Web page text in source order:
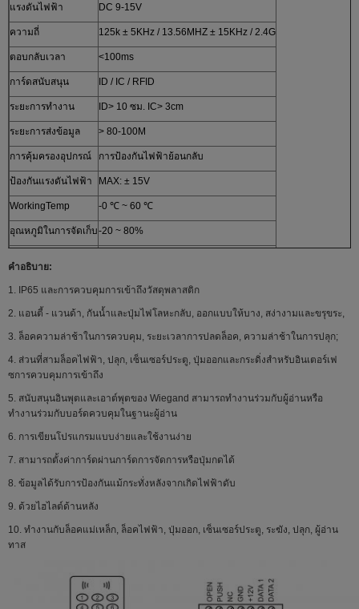
แรงดันไฟฟ้า DC 9-15V
ความถี่ 125k ± 5KHz / 13.56MHZ ± 15KHz / 2.4G
ตอบกลับเวลา <100ms
การ์ดสนับสนุน ID / IC / RFID
ระยะการทำงาน ID> 10 ซม. IC> 3cm
ระยะการส่งข้อมูล > 80-100M
การคุ้มครองอุปกรณ์ การป้องกันไฟฟ้าย้อนกลับ
ป้องกันแรงดันไฟฟ้า MAX: ± 15V
WorkingTemp -0 ℃ ~ 60 ℃
อุณหภูมิในการจัดเก็บ-20 ~ 80%
การบรรจุมาตรฐาน: 30pc
ขนาดกล่อง: 54L * 20 วัตต์ * 30.5H (ซม
คำอธิบาย:
1. IP65 และการควบคุมการเข้าถึงวัสดุพลาสติก
2. แอนตี้ - แวนด้า, กันน้ำและปุ่มไฟโลหะกลับ, ออกแบบให้บาง, สง่างามและขรุขระ,
3. ล็อคความล่าช้าในการควบคุม, ระยะเวลาการปลดล็อค, ความล่าช้าในการปลุก;
4. ส่วนที่สามล็อคไฟฟ้า, ปลุก, เซ็นเซอร์ประตู, ปุ่มออกและกระดิ่งสำหรับอินเตอร์เฟ
ซการควบคุมการเข้าถึง
5. สนับสนุนอินพุตและเอาต์พุตของ Wiegand สามารถทำงานร่วมกับผู้อ่านหรือ
ทำงานร่วมกับบอร์ดควบคุมในฐานะผู้อ่าน
6. การเขียนโปรแกรมแบบง่ายและใช้งานง่าย
7. สามารถตั้งค่าการ์ดผ่านการ์ดการจัดการหรือปุ่มกดได้
8. ข้อมูลได้รับการป้องกันแม้กระทั่งหลังจากเกิดไฟฟ้าดับ
9. ด้วยไฮไลต์ด้านหลัง
10. ทำงานกับล็อคแม่เหล็ก, ล็อคไฟฟ้า, ปุ่มออก, เซ็นเซอร์ประตู, ระฆัง, ปลุก, ผู้อ่าน
ทาส